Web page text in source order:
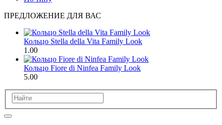
ПРЕДЛОЖЕНИЕ ДЛЯ ВАС
Кольцо Stella della Vita Family Look
1.00
Кольцо Fiore di Ninfea Family Look
5.00